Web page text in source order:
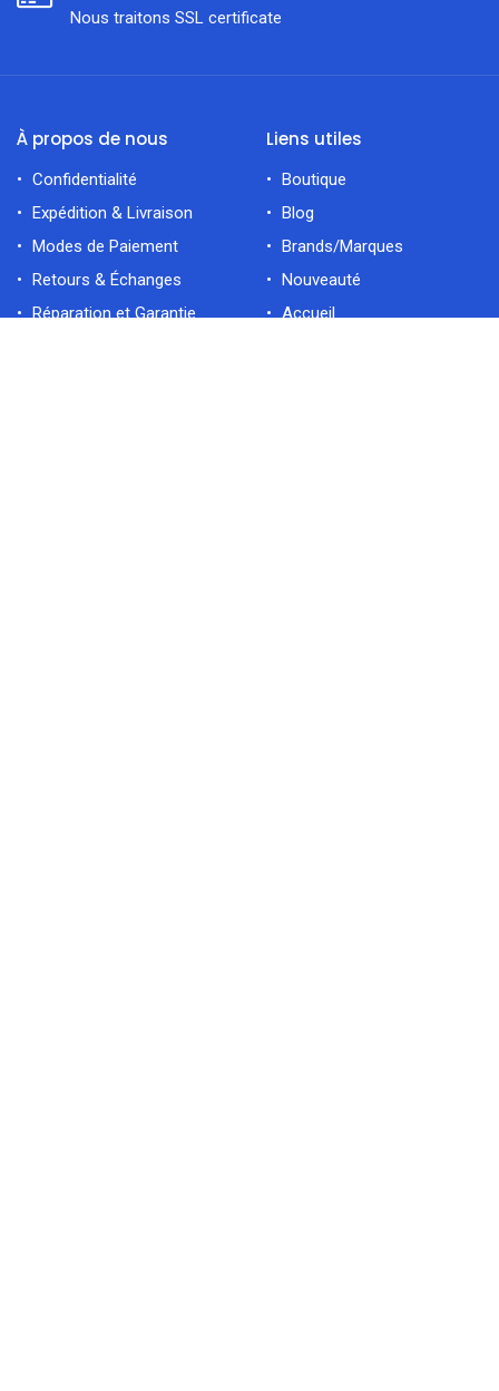
Nous traitons SSL сertificate
À propos de nous
Confidentialité
Expédition & Livraison
Modes de Paiement
Retours & Échanges
Réparation et Garantie
Liens utiles
Boutique
Blog
Brands/Marques
Nouveauté
Accueil